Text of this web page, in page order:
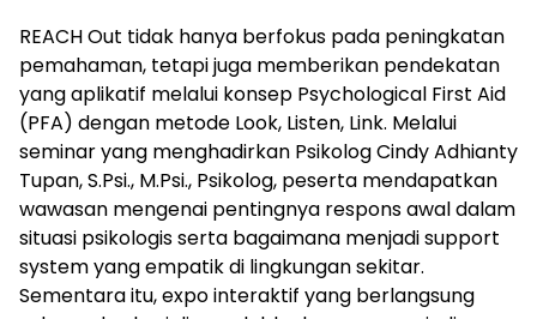
REACH Out tidak hanya berfokus pada peningkatan
pemahaman, tetapi juga memberikan pendekatan
yang aplikatif melalui konsep Psychological First Aid
(PFA) dengan metode Look, Listen, Link. Melalui
seminar yang menghadirkan Psikolog Cindy Adhianty
Tupan, S.Psi., M.Psi., Psikolog, peserta mendapatkan
wawasan mengenai pentingnya respons awal dalam
situasi psikologis serta bagaimana menjadi support
system yang empatik di lingkungan sekitar.
Sementara itu, expo interaktif yang berlangsung